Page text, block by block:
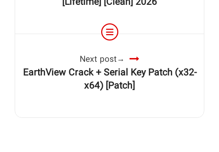
Next post
EarthView Crack + Serial Key Patch (x32-
x64) [Patch]